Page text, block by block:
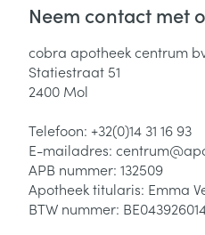
Neem contact met
cobra apotheek centrum
Statiestraat 51
2400 Mol
Telefoon: +32(0)14 31 16 93
E-mailadres: centrum@
APB nummer: 132509
Apotheek titularis: Emma
BTW nummer: